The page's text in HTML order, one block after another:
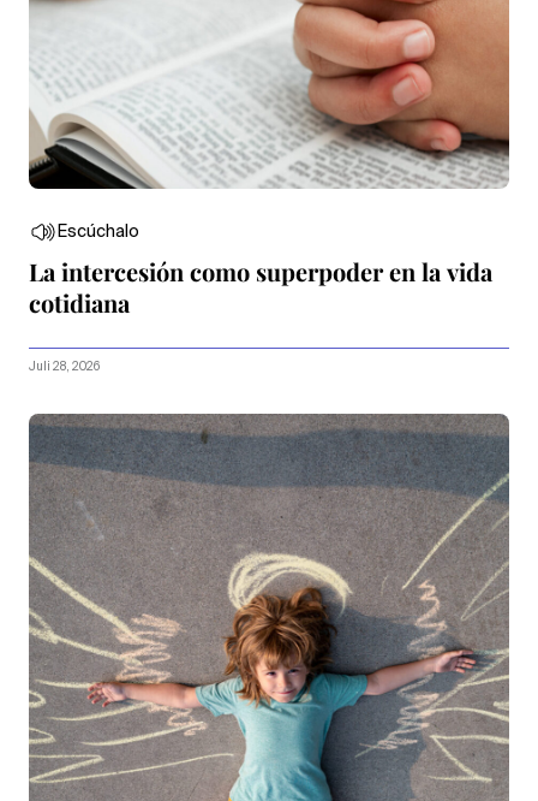
Escúchalo
La intercesión como superpoder en la vida
cotidiana
Juli 28, 2026